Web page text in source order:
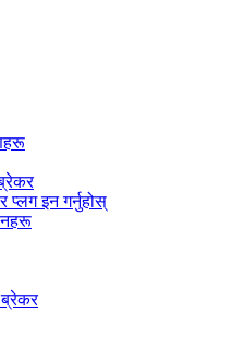
प्लग इन गर्नुहोस्
ब्रेकर